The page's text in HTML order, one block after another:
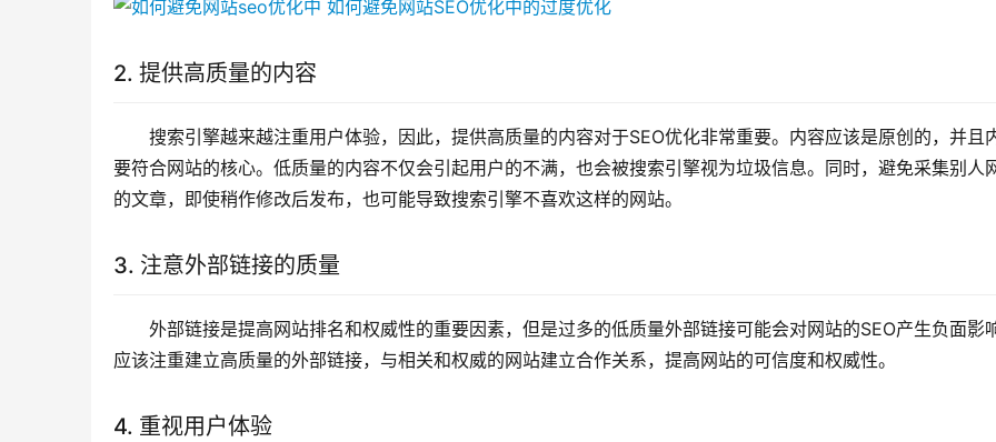
2. 提供高质量的内容
搜索引擎越来越注重用户体验，因此，提供高质量的内容对于SEO优化非常重要。内容应该是原创的，并且
要符合网站的核心。低质量的内容不仅会引起用户的不满，也会被搜索引擎视为垃圾信息。同时，避免采集别人
的文章，即使稍作修改后发布，也可能导致搜索引擎不喜欢这样的网站。
3. 注意外部链接的质量
外部链接是提高网站排名和权威性的重要因素，但是过多的低质量外部链接可能会对网站的SEO产生负面影响
应该注重建立高质量的外部链接，与相关和权威的网站建立合作关系，提高网站的可信度和权威性。
4. 重视用户体验